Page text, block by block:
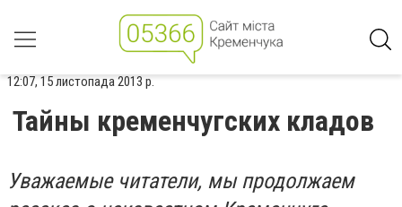
12:07, 15 листопада 2013 р.
Тайны кременчугских кладов
Уважаемые читатели, мы продолжаем